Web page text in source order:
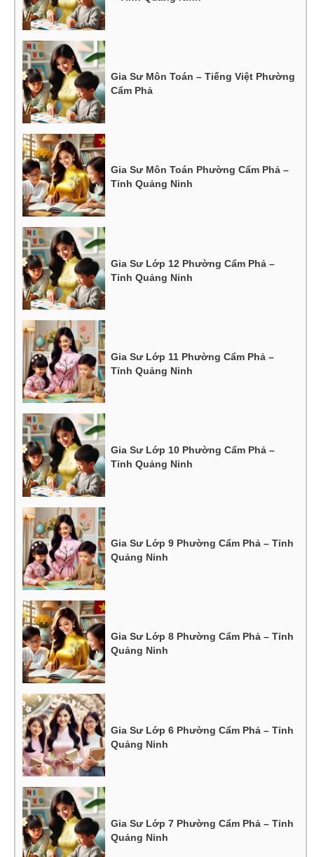
Gia Sư Môn Toán – Tiếng Việt Phường
Cẩm Phả
Gia Sư Môn Toán Phường Cẩm Phả –
Tỉnh Quảng Ninh
Gia Sư Lớp 12 Phường Cẩm Phả –
Tỉnh Quảng Ninh
Gia Sư Lớp 11 Phường Cẩm Phả –
Tỉnh Quảng Ninh
Gia Sư Lớp 10 Phường Cẩm Phả –
Tỉnh Quảng Ninh
Gia Sư Lớp 9 Phường Cẩm Phả – Tỉnh
Quảng Ninh
Gia Sư Lớp 8 Phường Cẩm Phả – Tỉnh
Quảng Ninh
Gia Sư Lớp 6 Phường Cẩm Phả – Tỉnh
Quảng Ninh
Gia Sư Lớp 7 Phường Cẩm Phả – Tỉnh
Quảng Ninh